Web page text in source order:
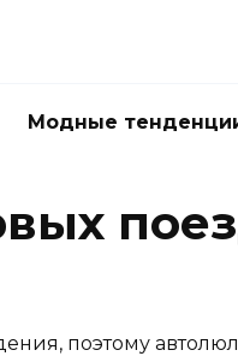
Модные
поэтому